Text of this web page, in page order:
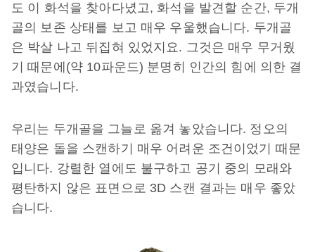
도 이 화석을 찾아다녔고, 화석을 발견할 순간, 두개
골의 보존 상태를 보고 매우 우울했습니다. 두개골
은 박살 나고 뒤집혀 있었지요. 그것은 매우 무거웠
기 때문에(약 10파운드) 분명히 인간의 힘에 의한 결
과였습니다.
우리는 두개골을 그늘로 옮겨 놓았습니다. 정오의
태양은 돌을 스캔하기 매우 어려운 조건이었기 때문
입니다. 강렬한 열에도 불구하고 공기 중의 모래와
평탄하지 않은 표면으로 3D 스캔 결과는 매우 좋았
습니다.